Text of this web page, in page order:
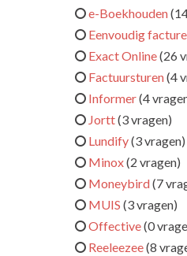
e-Boekhouden
Eenvoudig
Exact Online(26
Factuursturen(4
Informer(4
Jortt(3 vragen)
Lundify(3 vragen)
Minox(2 vragen)
Moneybird(7
MUIS (3 vragen)
Offective(0
Reeleezee(8